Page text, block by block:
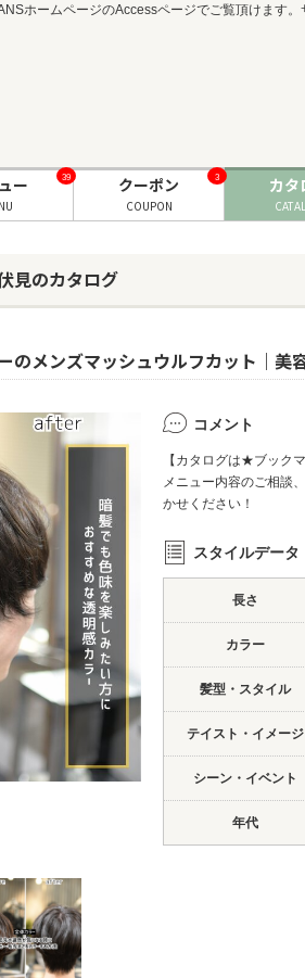
ホームページのAccessページでご覧頂けます。
ー 39 クーポン
COUPON
3 カタ
のカタログ
のメンズマッシュウルフカット｜
コメント
【カタログは★ブック
メニュー内容のご相談
かせください！
スタイルデータ
長さ
カラー
髪型・スタイル
テイスト・イメージ
シーン・イベント
年代